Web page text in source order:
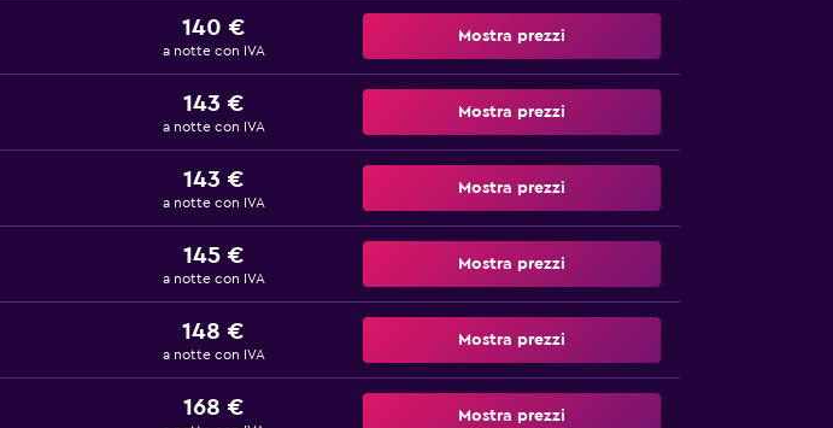
140 €
a notte con IVA
Mostra prezzi
143 €
a notte con IVA
Mostra prezzi
143 €
a notte con IVA
Mostra prezzi
145 €
a notte con IVA
Mostra prezzi
148 €
a notte con IVA
Mostra prezzi
168 € Mostra prezzi